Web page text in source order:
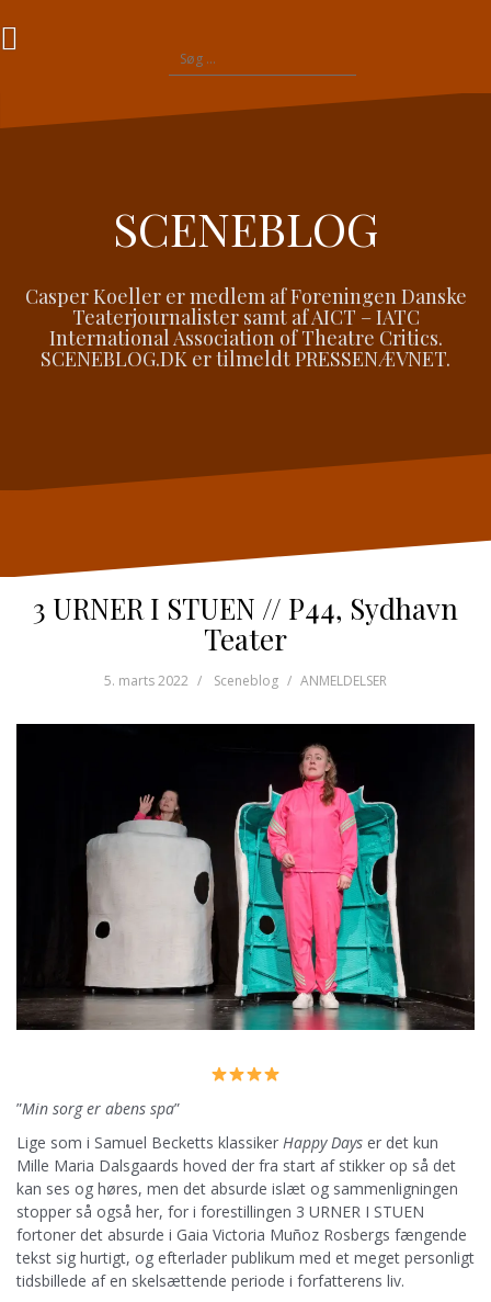
til
indhold
Søg
efter:
SCENEBLOG
Casper Koeller er medlem af Foreningen Danske
Teaterjournalister samt af AICT – IATC
International Association of Theatre Critics.
SCENEBLOG.DK er tilmeldt PRESSENÆVNET.
3 URNER I STUEN // P44, Sydhavn
Teater
5. marts 2022 Sceneblog ANMELDELSER
”Min sorg er abens spa”
Lige som i Samuel Becketts klassiker Happy Days er det kun
Mille Maria Dalsgaards hoved der fra start af stikker op så det
kan ses og høres, men det absurde islæt og sammenligningen
stopper så også her, for i forestillingen 3 URNER I STUEN
fortoner det absurde i Gaia Victoria Muñoz Rosbergs fængende
tekst sig hurtigt, og efterlader publikum med et meget personligt
tidsbillede af en skelsættende periode i forfatterens liv.